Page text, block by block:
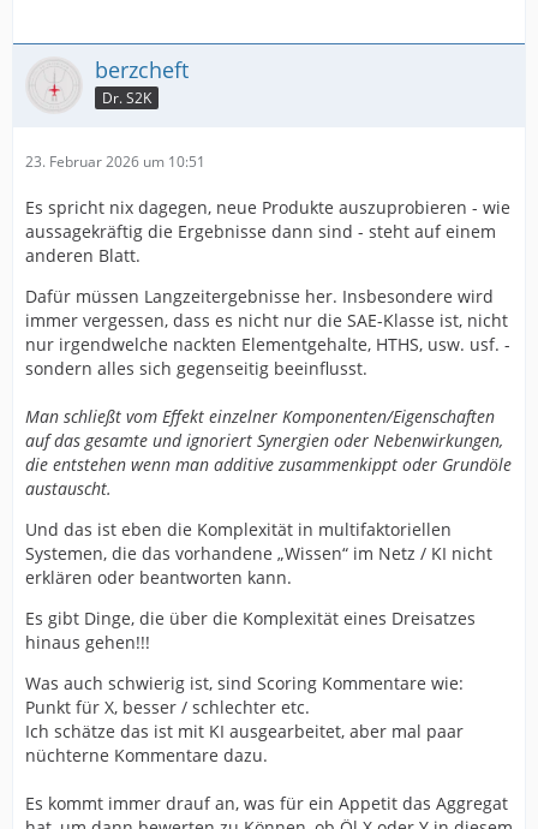
berzcheft
Dr. S2K
23. Februar 2026 um 10:51
Es spricht nix dagegen, neue Produkte auszuprobieren - wie
aussagekräftig die Ergebnisse dann sind - steht auf einem
anderen Blatt.
Dafür müssen Langzeitergebnisse her. Insbesondere wird
immer vergessen, dass es nicht nur die SAE-Klasse ist, nicht
nur irgendwelche nackten Elementgehalte, HTHS, usw. usf. -
sondern alles sich gegenseitig beeinflusst.
Man schließt vom Effekt einzelner Komponenten/Eigenschaften
auf das gesamte und ignoriert Synergien oder Nebenwirkungen,
die entstehen wenn man additive zusammenkippt oder Grundöle
austauscht.
Und das ist eben die Komplexität in multifaktoriellen
Systemen, die das vorhandene „Wissen“ im Netz / KI nicht
erklären oder beantworten kann.
Es gibt Dinge, die über die Komplexität eines Dreisatzes
hinaus gehen!!!
Was auch schwierig ist, sind Scoring Kommentare wie:
Punkt für X, besser / schlechter etc.
Ich schätze das ist mit KI ausgearbeitet, aber mal paar
nüchterne Kommentare dazu.
Es kommt immer drauf an, was für ein Appetit das Aggregat